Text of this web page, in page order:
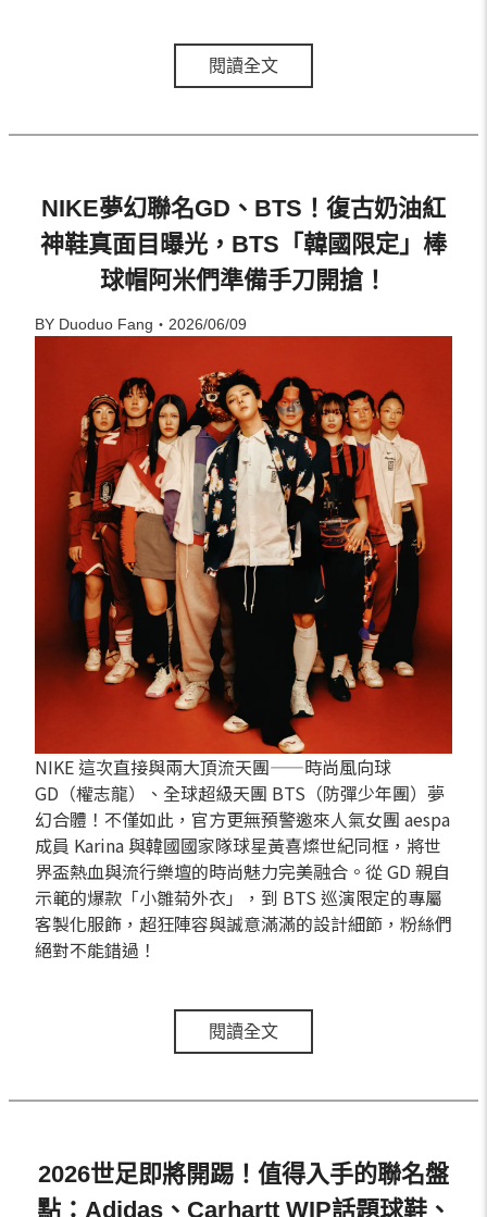
閱讀全文
NIKE夢幻聯名GD、BTS！復古奶油紅
神鞋真面目曝光，BTS「韓國限定」棒
球帽阿米們準備手刀開搶！
BY Duoduo Fang・2026/06/09
NIKE 這次直接與兩大頂流天團——時尚風向球
GD（權志龍）、全球超級天團 BTS（防彈少年團）夢
幻合體！不僅如此，官方更無預警邀來人氣女團 aespa
成員 Karina 與韓國國家隊球星黃喜燦世紀同框，將世
界盃熱血與流行樂壇的時尚魅力完美融合。從 GD 親自
示範的爆款「小雛菊外衣」，到 BTS 巡演限定的專屬
客製化服飾，超狂陣容與誠意滿滿的設計細節，粉絲們
絕對不能錯過！
閱讀全文
2026世足即將開踢！值得入手的聯名盤
點：Adidas、Carhartt WIP話題球鞋、